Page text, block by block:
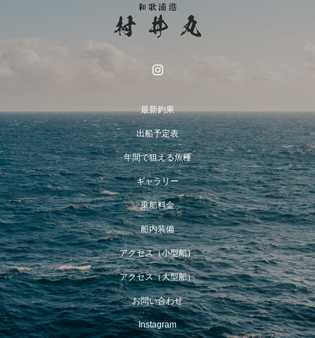
最新釣果
出船予定表
年間で狙える魚種
ギャラリー
乗船料金
船内装備
アクセス（小型船）
アクセス（大型船）
お問い合わせ
Instagram